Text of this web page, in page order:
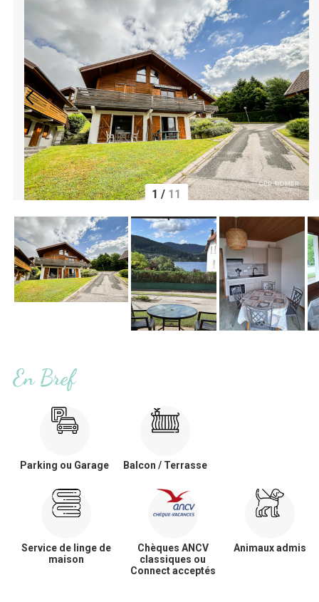
1 / 11
En Bref
Parking ou Garage Balcon / Terrasse
Service de linge de
maison
Chèques ANCV
classiques ou
Connect acceptés
Animaux admis